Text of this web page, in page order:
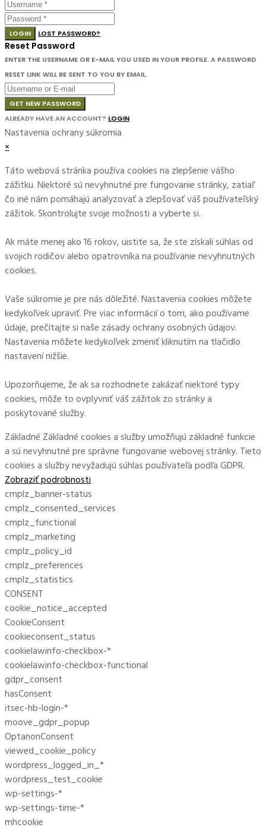
LOGIN LOST PASSWORD?
Reset Password
ENTER THE USERNAME OR E-MAIL YOU USED IN YOUR PROFILE. A PASSWORD
RESET LINK WILL BE SENT TO YOU BY EMAIL.
GET NEW PASSWORD
ALREADY HAVE AN ACCOUNT? LOGIN
Nastavenia ochrany súkromia
×
Táto webová stránka používa cookies na zlepšenie vášho
zážitku. Niektoré sú nevyhnutné pre fungovanie stránky, zatiaľ
čo iné nám pomáhajú analyzovať a zlepšovať váš používateľský
zážitok. Skontrolujte svoje možnosti a vyberte si.
Ak máte menej ako 16 rokov, uistite sa, že ste získali súhlas od
svojich rodičov alebo opatrovníka na používanie nevyhnutných
cookies.
Vaše súkromie je pre nás dôležité. Nastavenia cookies môžete
kedykoľvek upraviť. Pre viac informácií o tom, ako používame
údaje, prečítajte si naše zásady ochrany osobných údajov.
Nastavenia môžete kedykoľvek zmeniť kliknutím na tlačidlo
nastavení nižšie.
Upozorňujeme, že ak sa rozhodnete zakázať niektoré typy
cookies, môže to ovplyvniť váš zážitok zo stránky a
poskytované služby.
Základné Základné cookies a služby umožňujú základné funkcie
a sú nevyhnutné pre správne fungovanie webovej stránky. Tieto
cookies a služby nevyžadujú súhlas používateľa podľa GDPR.
Zobraziť podrobnosti
cmplz_banner-status
cmplz_consented_services
cmplz_functional
cmplz_marketing
cmplz_policy_id
cmplz_preferences
cmplz_statistics
CONSENT
cookie_notice_accepted
CookieConsent
cookieconsent_status
cookielawinfo-checkbox-*
cookielawinfo-checkbox-functional
gdpr_consent
hasConsent
itsec-hb-login-*
moove_gdpr_popup
OptanonConsent
viewed_cookie_policy
wordpress_logged_in_*
wordpress_test_cookie
wp-settings-*
wp-settings-time-*
mhcookie